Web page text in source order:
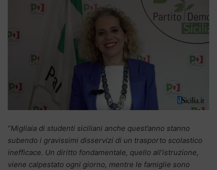
“Migliaia di studenti siciliani anche quest’anno stanno
subendo i gravissimi disservizi di un trasporto scolastico
inefficace. Un diritto fondamentale, quello all’istruzione,
viene calpestato ogni giorno, mentre le famiglie sono